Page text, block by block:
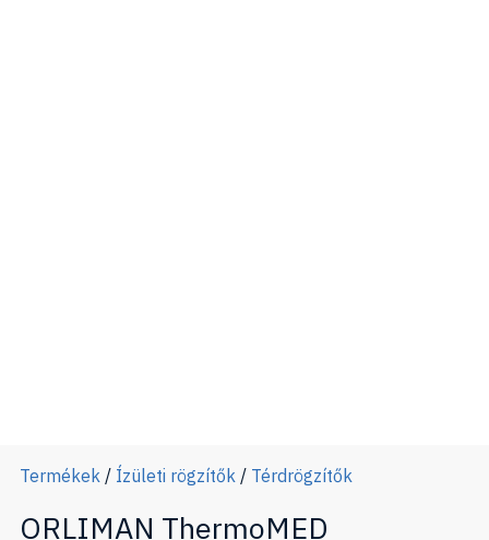
Termékek / Ízületi rögzítők / Térdrögzítők
ORLIMAN ThermoMED